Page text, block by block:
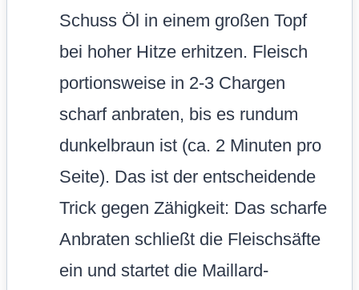
Schuss Öl in einem großen Topf
bei hoher Hitze erhitzen. Fleisch
portionsweise in 2-3 Chargen
scharf anbraten, bis es rundum
dunkelbraun ist (ca. 2 Minuten pro
Seite). Das ist der entscheidende
Trick gegen Zähigkeit: Das scharfe
Anbraten schließt die Fleischsäfte
ein und startet die Maillard-